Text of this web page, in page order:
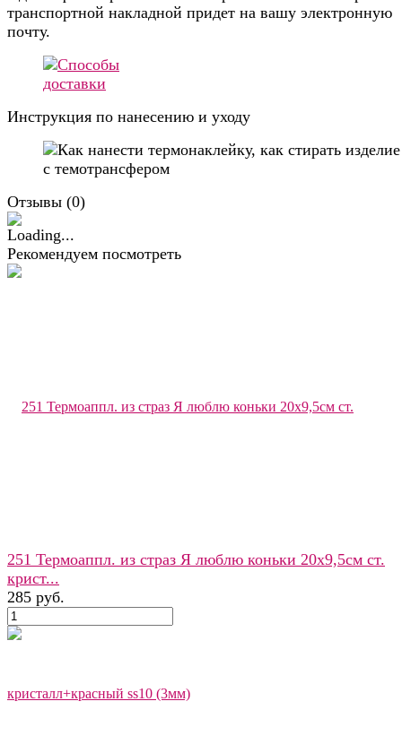
транспортной накладной придет на вашу электронную
почту.
Инструкция по нанесению и уходу
Отзывы (0)
Рекомендуем посмотреть
251 Термоаппл. из страз Я люблю коньки 20x9,5см ст.
крист...
285 руб.